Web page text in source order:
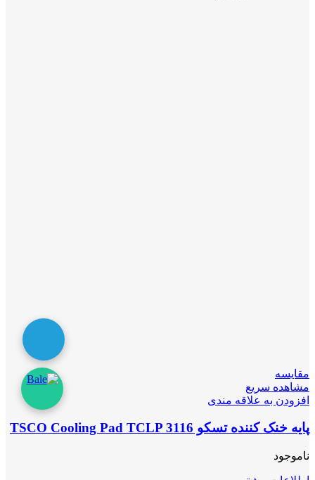
مقایسه
مشاهده سریع
افزودن به علاقه مندی
پایه خنک کننده تسکو TSCO Cooling Pad TCLP 3116
ناموجود